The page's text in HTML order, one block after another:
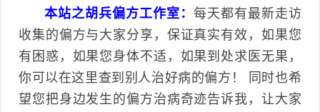
本站之胡兵偏方工作室： 每天都有最新走访
收集的偏方与大家分享，保证真实有效，如果您
有困惑，如果您身体不适，如果到处求医无果，
你可以在这里查到别人治好病的偏方！ 同时也希
望您把身边发生的偏方治病奇迹告诉我，让大家